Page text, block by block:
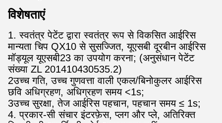
विशेषताएं
1. स्वतंत्र पेटेंट द्वारा स्वतंत्र रूप से विकसित आईरिस
मान्यता चिप QX10 से सुसज्जित, यूएसबी दूरबीन आईरिस
मॉड्यूल यूएसबी23 का उपयोग करना; (अनुसंधान पेटेंट
संख्या ZL 201410430535.2)
2उच्च गति, उच्च गुणवत्ता वाली एकल/बिनोकुलर आईरिस
छवि अधिग्रहण, अधिग्रहण समय <1s;
3उच्च सुरक्षा, तेज आईरिस पहचान, पहचान समय ≤ 1s;
4. प्रकार-सी संचार इंटरफ़ेस, प्लग और प्ले, अतिरिक्त